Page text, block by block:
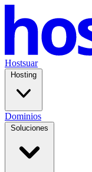
Hostsuar
Hosting
Dominios
Soluciones